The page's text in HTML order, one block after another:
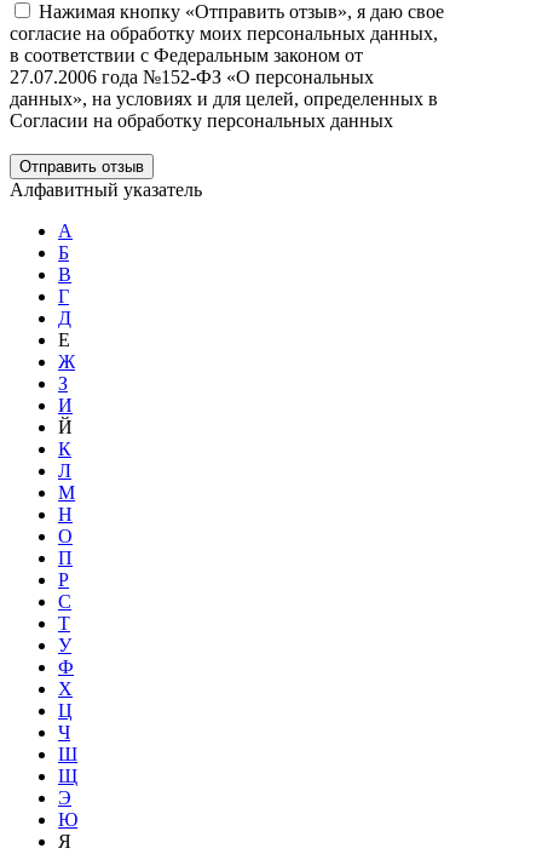
Нажимая кнопку «Отправить отзыв», я даю свое
согласие на обработку моих персональных данных,
в соответствии с Федеральным законом от
27.07.2006 года №152-ФЗ «О персональных
данных», на условиях и для целей, определенных в
Согласии на обработку персональных данных
Отправить отзыв
Алфавитный указатель
А
Б
В
Г
Д
Е
Ж
З
И
Й
К
Л
М
Н
О
П
Р
С
Т
У
Ф
Х
Ц
Ч
Ш
Щ
Э
Ю
Я